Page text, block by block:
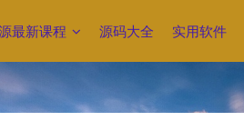
最新课程 源码大全 实用软件